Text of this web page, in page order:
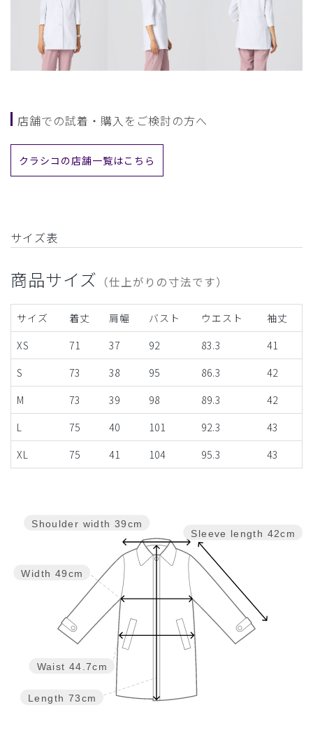
店舗での試着・購入をご検討の方へ
クラシコの店舗一覧はこちら
サイズ表
商品サイズ （仕上がりの寸法です）
サイズ 着丈 肩幅 バスト ウエスト
袖丈
XS
71 37 92 83.3
41
S
73 38 95 86.3
42
M
73 39 98 89.3
42
L
75 40 101 92.3
43
XL
75 41 104 95.3 43
Sleeve length 42cm
Length 73cm
Waist 44.7cm
Width 49cm
Shoulder width 39cm